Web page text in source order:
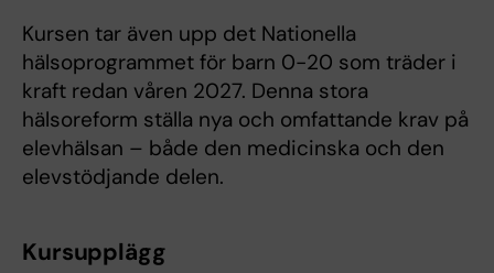
Kursen tar även upp det Nationella
hälsoprogrammet för barn 0-20 som träder i
kraft redan våren 2027. Denna stora
hälsoreform ställa nya och omfattande krav på
elevhälsan – både den medicinska och den
elevstödjande delen.
Kursupplägg